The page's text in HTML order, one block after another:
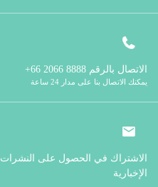
الاتصال بالرقم
يمكنك الاتصال بنا على مدار 24 ساعة
الاشتراك في الحصول على النشرات
الإخبارية